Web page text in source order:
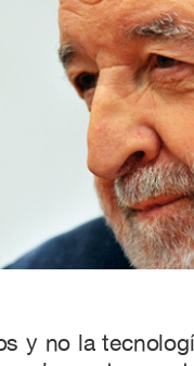
y no la